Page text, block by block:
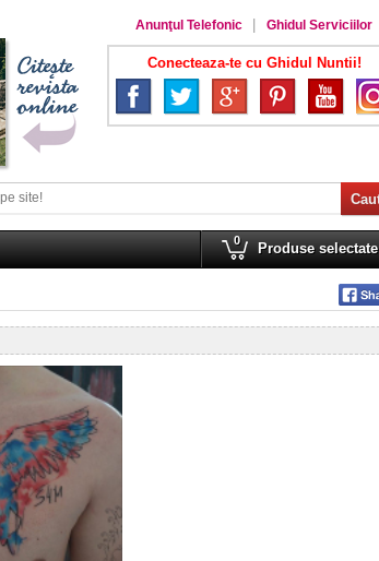
Anunţul Telefonic Ghidul Serviciilor
Conecteaza-te cu Ghidul Nuntii!
0 Produse selectate